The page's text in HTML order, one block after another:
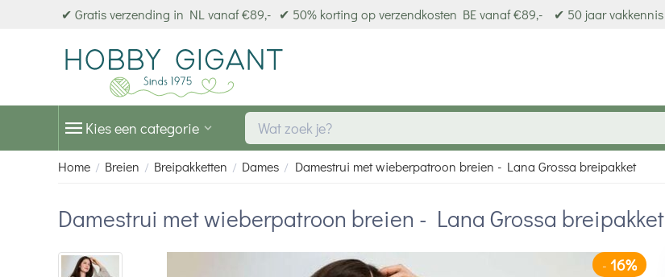
✔ Gratis verzending in NL vanaf €89,- ✔ 50% korting op verzendkosten BE vanaf €89,- ✔ 50 jaar vakkennis
Kies een categorie
Home / Breien / Breipakketten / Dames / Damestrui met wieberpatroon breien - Lana Grossa breipakket
Damestrui met wieberpatroon breien - Lana Grossa breipakket
-16%